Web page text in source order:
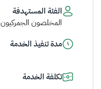
الفئة المستهدفة
المخلصون الجمركيون
مدة تنفيذ الخدمة
تكلفة الخدمة